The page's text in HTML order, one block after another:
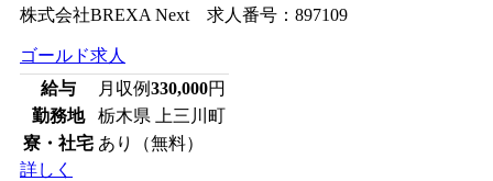
株式会社BREXA Next 求人番号：897109
ゴールド求人
給与
月収例330,000円
勤務地
栃木県 上三川町
寮・社宅 あり（無料）
詳しく